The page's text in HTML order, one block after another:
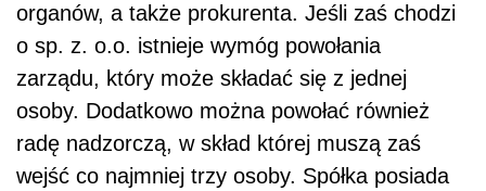
organów, a także prokurenta. Jeśli zaś chodzi
o sp. z. o.o. istnieje wymóg powołania
zarządu, który może składać się z jednej
osoby. Dodatkowo można powołać również
radę nadzorczą, w skład której muszą zaś
wejść co najmniej trzy osoby. Spółka posiada